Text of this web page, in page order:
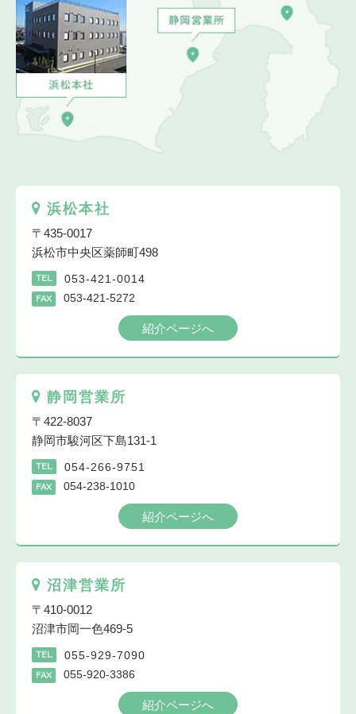
浜松本社
〒435-0017
浜松市中央区薬師町498
TEL 053-421-0014
FAX 053-421-5272
紹介ページへ
静岡営業所
〒422-8037
静岡市駿河区下島131-1
TEL 054-266-9751
FAX 054-238-1010
紹介ページへ
沼津営業所
〒410-0012
沼津市岡一色469-5
TEL 055-929-7090
FAX 055-920-3386
紹介ページへ